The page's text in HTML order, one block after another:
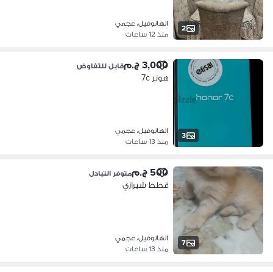
2
الهانوفيل، عجمي
منذ 12 ساعات
3
3,000 ج.م قابل للتفاوض
هونر 7c
الهانوفيل، عجمي
منذ 13 ساعات
7
500 ج.م متوفر التبادل
قطط شيرازي
الهانوفيل، عجمي
منذ 13 ساعات